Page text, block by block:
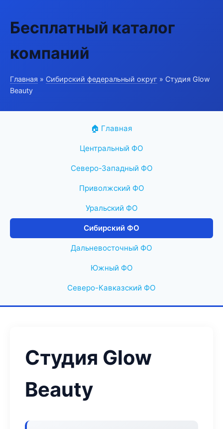
Бесплатный каталог
компаний
Главная » Сибирский федеральный округ » Студия Glow
Beauty
🏠 Главная
Центральный ФО
Северо-Западный ФО
Приволжский ФО
Уральский ФО
Сибирский ФО
Дальневосточный ФО
Южный ФО
Северо-Кавказский ФО
Студия Glow
Beauty